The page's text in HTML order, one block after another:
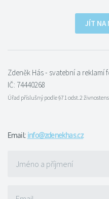
JÍT NA
Zdeněk Hás - svatební a reklamí
IČ: 74440268
Úřad příslušný podle §71 odst.2
Email: info@zdenekhas.cz